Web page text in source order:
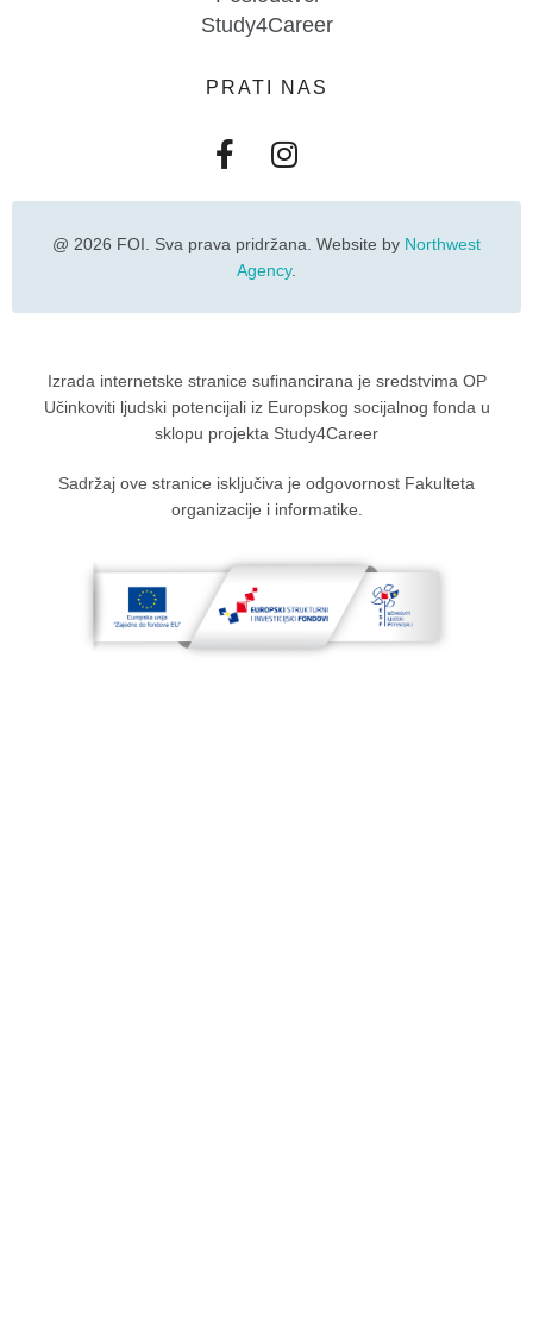
Study4Career
PRATI NAS
@ 2026 FOI. Sva prava pridržana. Website by Northwest
Agency.
Izrada internetske stranice sufinancirana je sredstvima OP
Učinkoviti ljudski potencijali iz Europskog socijalnog fonda u
sklopu projekta Study4Career
Sadržaj ove stranice isključiva je odgovornost Fakulteta
organizacije i informatike.